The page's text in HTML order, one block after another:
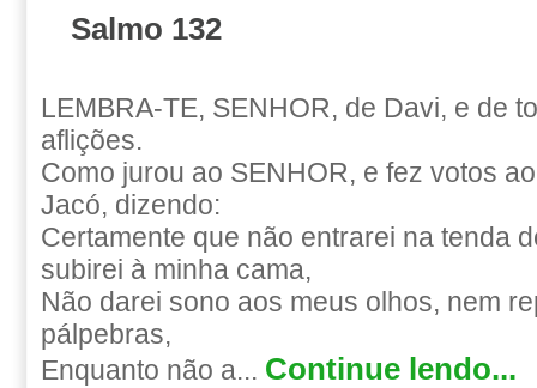
Salmo 132
LEMBRA-TE, SENHOR, de Davi, e de
aflições.
Como jurou ao SENHOR, e fez votos
Jacó, dizendo:
Certamente que não entrarei na tenda
subirei à minha cama,
Não darei sono aos meus olhos, nem
pálpebras,
Enquanto não a... Continue lendo...